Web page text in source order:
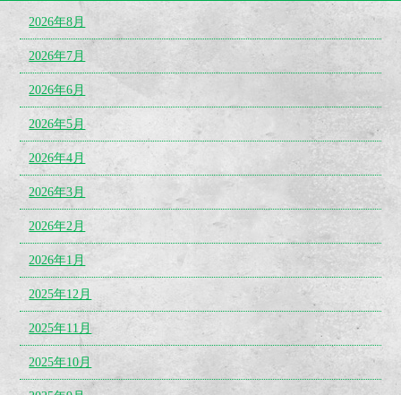
2026年8月
2026年7月
2026年6月
2026年5月
2026年4月
2026年3月
2026年2月
2026年1月
2025年12月
2025年11月
2025年10月